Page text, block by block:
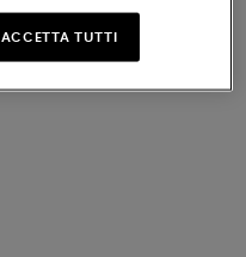
ACCETTA TUTTI